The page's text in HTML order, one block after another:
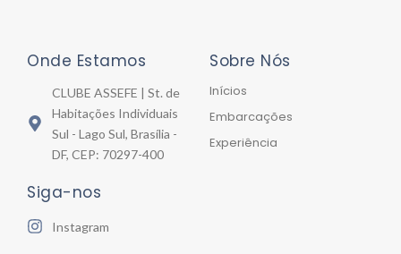
Onde Estamos
CLUBE ASSEFE | St. de
Habitações Individuais
Sul - Lago Sul, Brasília -
DF, CEP: 70297-400
Sobre Nós
Inícios
Embarcações
Experiência
Siga-nos
Instagram